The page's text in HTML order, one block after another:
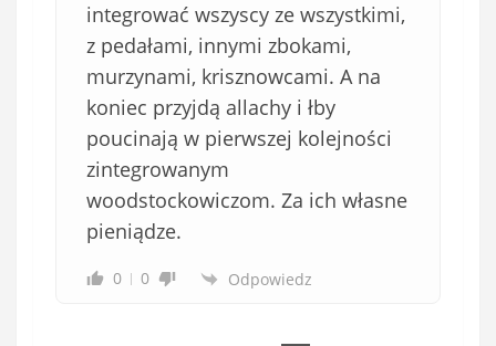
integrować wszyscy ze wszystkimi,
z pedałami, innymi zbokami,
murzynami, krisznowcami. A na
koniec przyjdą allachy i łby
poucinają w pierwszej kolejności
zintegrowanym
woodstockowiczom. Za ich własne
pieniądze.
0 0 Odpowiedz